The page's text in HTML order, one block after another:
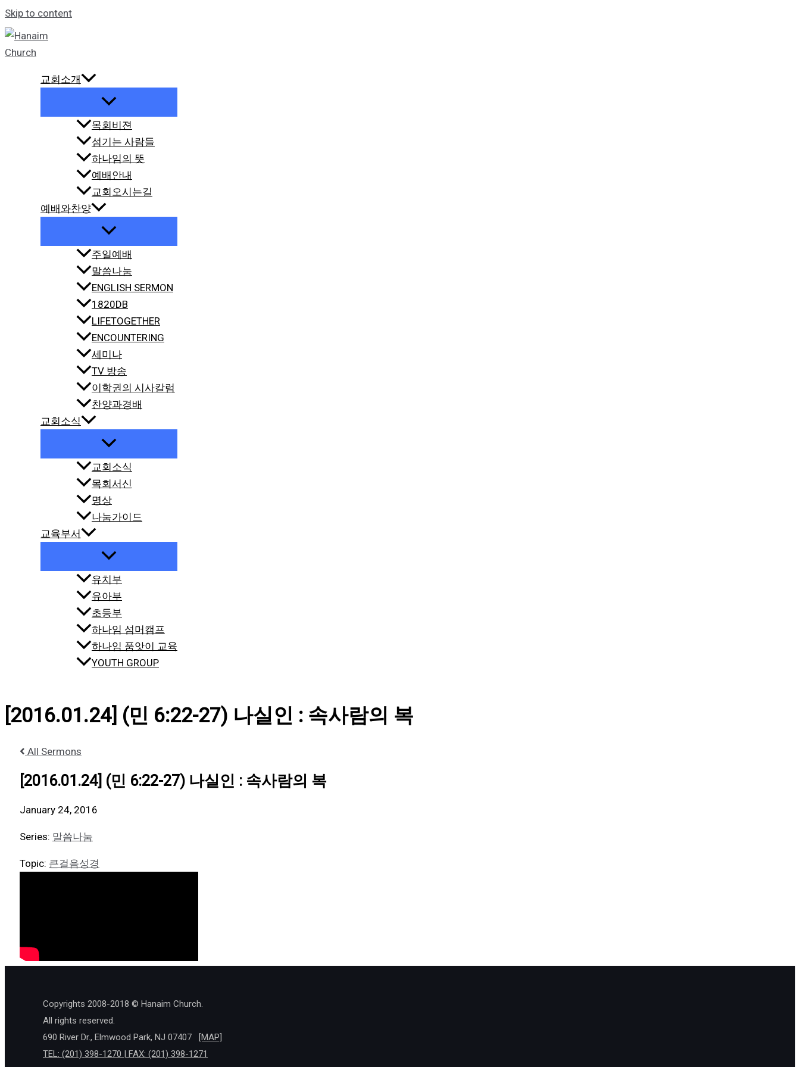
Skip to content
교회소개
목회비젼
섬기는 사람들
하나임의 뜻
예배안내
교회오시는길
예배와찬양
주일예배
말씀나눔
ENGLISH SERMON
1820DB
LIFETOGETHER
ENCOUNTERING
세미나
TV 방송
이학권의 시사칼럼
찬양과경배
교회소식
교회소식
목회서신
명상
나눔가이드
교육부서
유치부
유아부
초등부
하나임 섬머캠프
하나임 품앗이 교육
YOUTH GROUP
[2016.01.24] (민 6:22-27) 나실인 : 속사람의 복
All Sermons
[2016.01.24] (민 6:22-27) 나실인 : 속사람의 복
January 24, 2016
Series: 말씀나눔
Topic: 큰걸음성경
Copyrights 2008-2018 © Hanaim Church.
All rights reserved.
690 River Dr., Elmwood Park, NJ 07407
[MAP]
TEL: (201) 398-1270 | FAX: (201) 398-1271